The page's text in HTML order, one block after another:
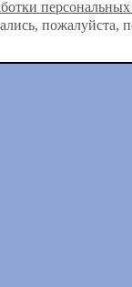
пожалуйста,